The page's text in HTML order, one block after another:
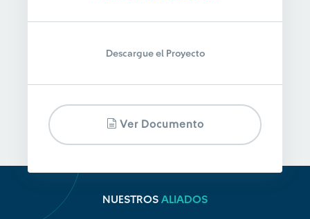
Descargue el Proyecto
Ver Documento
NUESTROS ALIADOS